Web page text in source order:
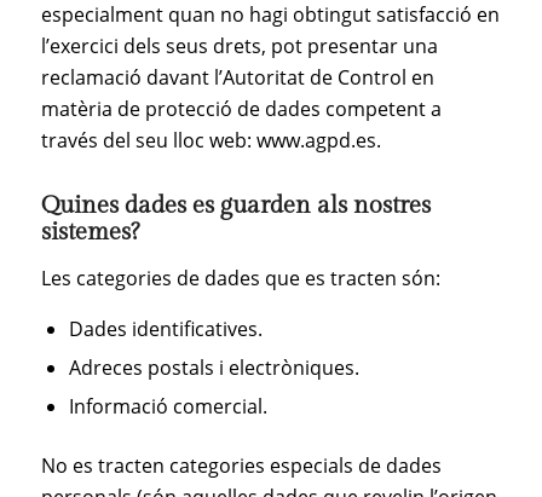
especialment quan no hagi obtingut satisfacció en
l’exercici dels seus drets, pot presentar una
reclamació davant l’Autoritat de Control en
matèria de protecció de dades competent a
través del seu lloc web: www.agpd.es.
Quines dades es guarden als nostres
sistemes?
Les categories de dades que es tracten són:
Dades identificatives.
Adreces postals i electròniques.
Informació comercial.
No es tracten categories especials de dades